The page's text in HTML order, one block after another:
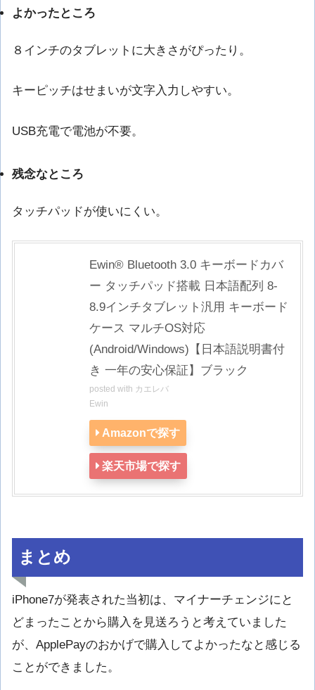
よかったところ
８インチのタブレットに大きさがぴったり。
キーピッチはせまいが文字入力しやすい。
USB充電で電池が不要。
残念なところ
タッチパッドが使いにくい。
Ewin® Bluetooth 3.0 キーボードカバ
ー タッチパッド搭載 日本語配列 8-
8.9インチタブレット汎用 キーボード
ケース マルチOS対応
(Android/Windows)【日本語説明書付
き 一年の安心保証】ブラック
posted with カエレバ
Ewin
Amazonで探す
楽天市場で探す
まとめ
iPhone7が発表された当初は、マイナーチェンジにと
どまったことから購入を見送ろうと考えていました
が、ApplePayのおかげで購入してよかったなと感じる
ことができました。